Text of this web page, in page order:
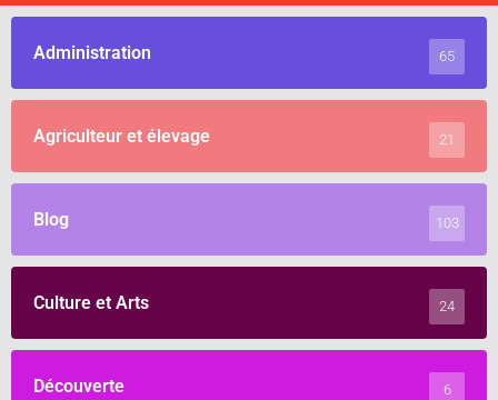
Administration 65
Agriculteur et élevage 21
Blog 103
Culture et Arts 24
Découverte 6